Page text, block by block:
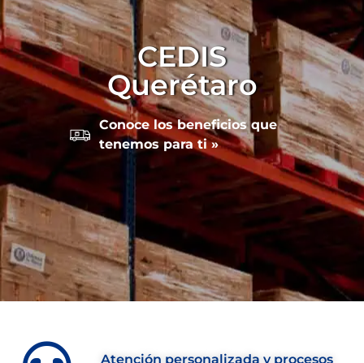
CEDIS
Querétaro
Conoce los beneficios que
tenemos para ti »
Atención personalizada y procesos